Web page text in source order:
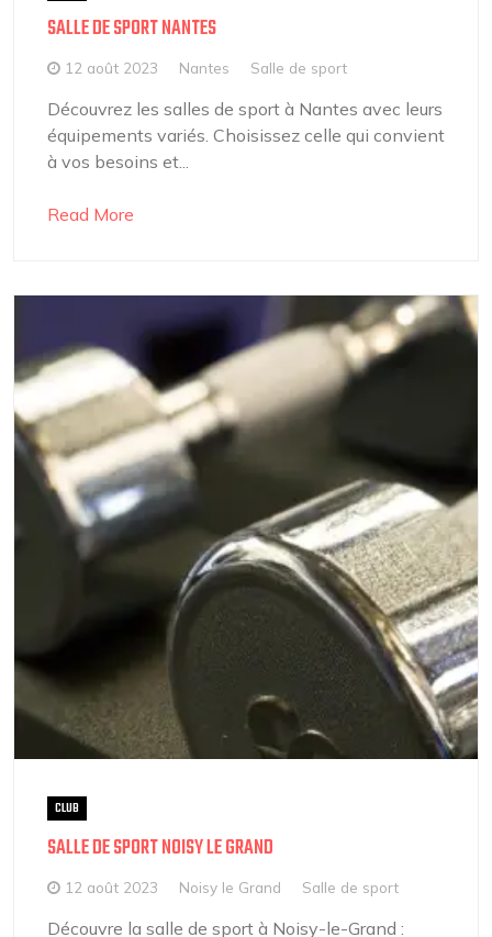
SALLE DE SPORT NANTES
12 août 2023 Nantes Salle de sport
Découvrez les salles de sport à Nantes avec leurs
équipements variés. Choisissez celle qui convient
à vos besoins et...
Read More
CLUB
SALLE DE SPORT NOISY LE GRAND
12 août 2023 Noisy le Grand Salle de sport
Découvre la salle de sport à Noisy-le-Grand :